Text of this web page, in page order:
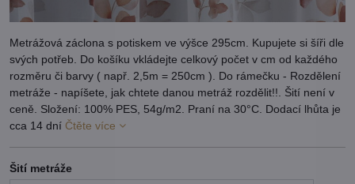
Metrážová záclona s potiskem ve výšce 295cm. Kupujete si šíři dle
svých potřeb. Do košíku vkládejte celkový počet v cm od každého
rozměru či barvy ( např. 2,5m = 250cm ). Do rámečku - Rozdělení
metráže - napíšete, jak chtete danou metráž rozdělit!!. Šití není v
ceně. Složení: 100% PES, 54g/m2. Praní na 30°C. Dodací lhůta je
cca 14 dní Čtěte více
Šití metráže